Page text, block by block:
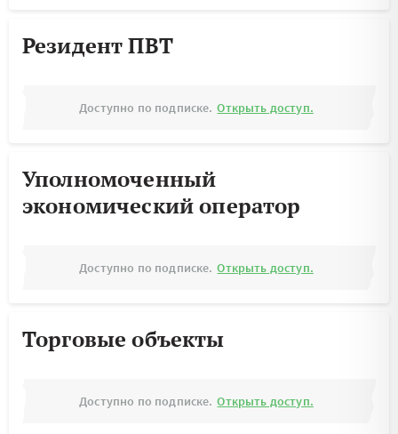
Резидент ПВТ
Доступно по подписке. Открыть доступ.
Уполномоченный
экономический оператор
Доступно по подписке. Открыть доступ.
Торговые объекты
Доступно по подписке. Открыть доступ.